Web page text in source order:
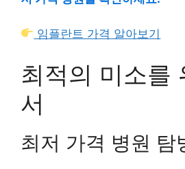
임플란트 가격 알아보기
최적의 미소를
서
최저 가격 병원 탐